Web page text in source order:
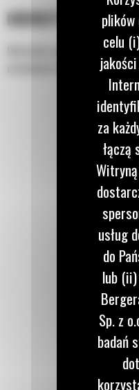
OBROTOWE ZĘBY
Obrotowe zęby ułatwiają
ustawienie uchwytu w pozycji
celu
za
łączą
usług
do
lub
Sp. z
badań